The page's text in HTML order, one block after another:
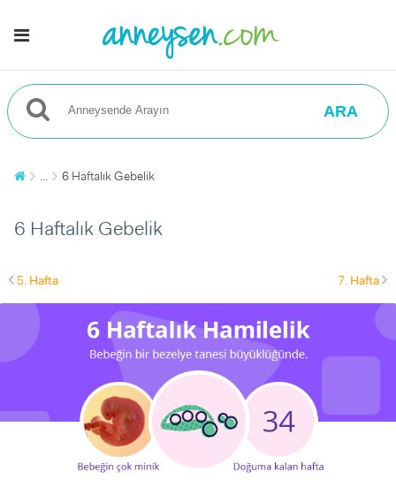
ARA
... 6 Haftalık Gebelik
6 Haftalık Gebelik
left 5. Hafta 7. Hafta right